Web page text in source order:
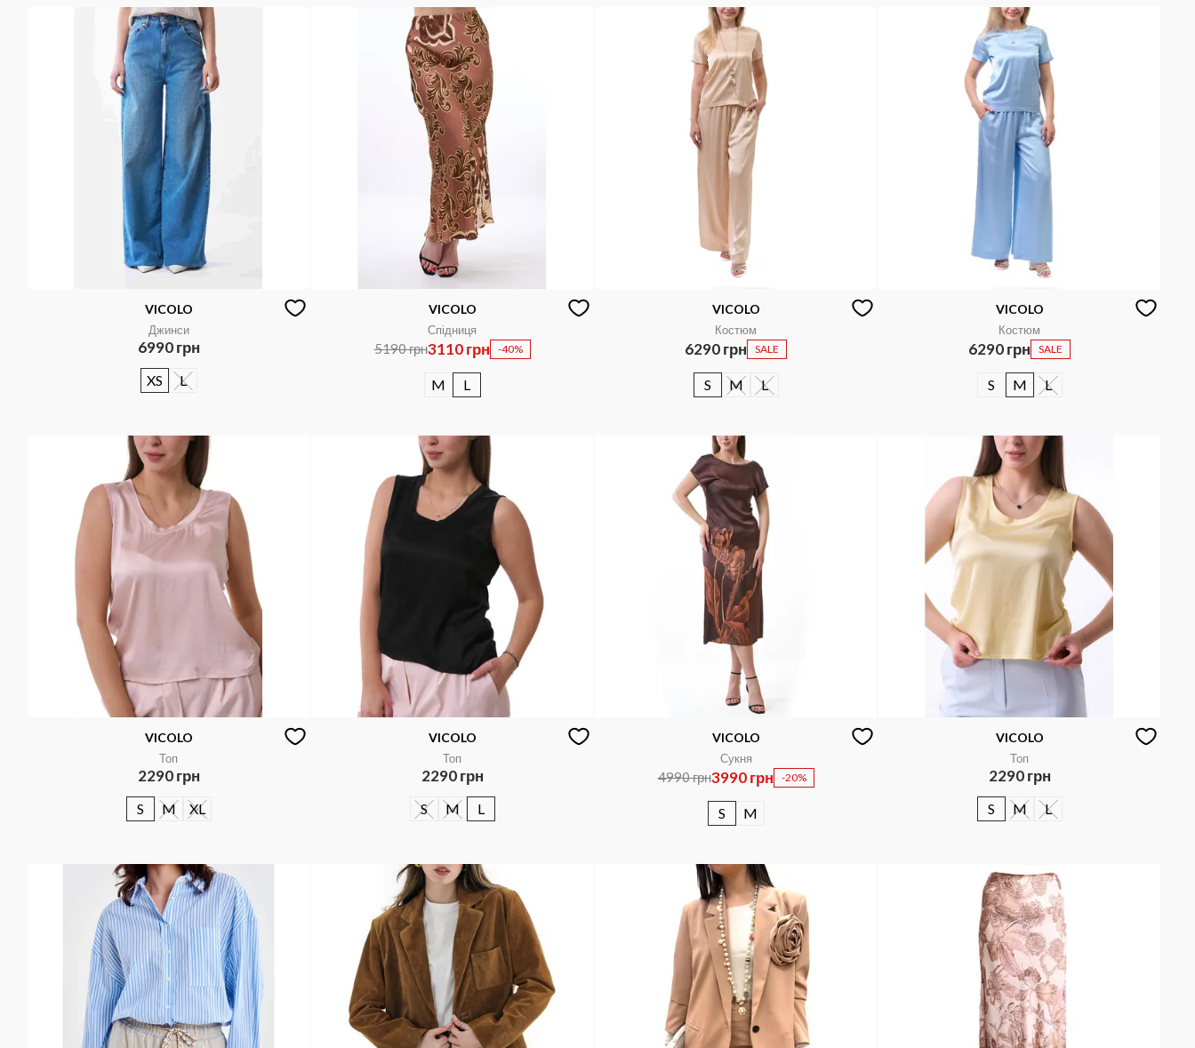
VICOLO
Джинси
6990 грн
XS L
VICOLO
Спідниця
5190 грн3110 грн -40%
M L
VICOLO
Костюм
6290 грн SALE
S M L
VICOLO
Костюм
6290 грн SALE
S M L
VICOLO
Топ
2290 грн
S M XL
VICOLO
Топ
2290 грн
S M L
VICOLO
Сукня
4990 грн3990 грн -20%
S M
VICOLO
Топ
2290 грн
S M L